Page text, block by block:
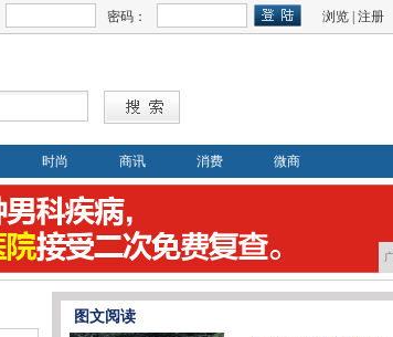
密码： 浏览 注册
时尚 商讯 消费 微商
图文阅读